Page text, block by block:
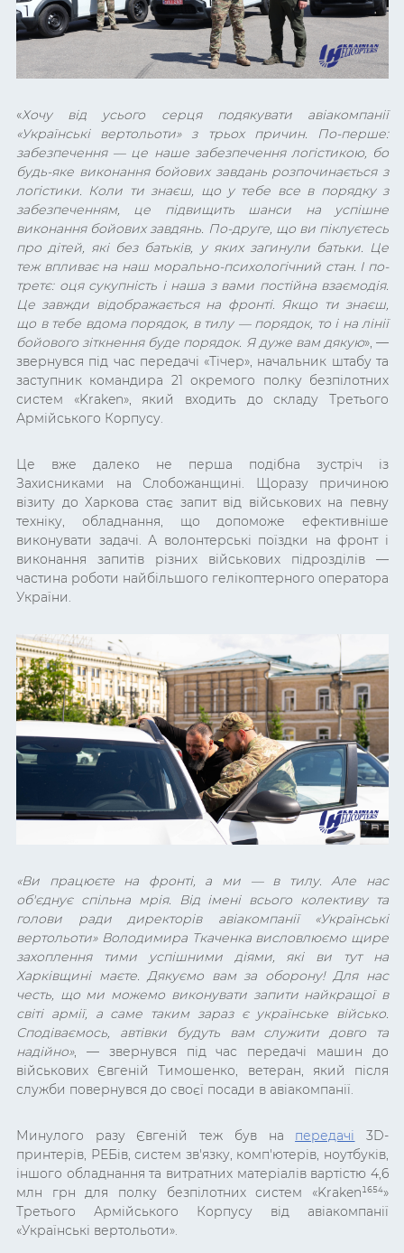
«Хочу від усього серця подякувати авіакомпанії
«Українські вертольоти» з трьох причин. По-перше:
забезпечення — це наше забезпечення логістикою, бо
будь-яке виконання бойових завдань розпочинається з
логістики. Коли ти знаєш, що у тебе все в порядку з
забезпеченням, це підвищить шанси на успішне
виконання бойових завдянь. По-друге, що ви піклуєтесь
про дітей, які без батьків, у яких загинули батьки. Це
теж впливає на наш морально-психологічний стан. І по-
третє: оця сукупність і наша з вами постійна взаємодія.
Це завжди відображається на фронті. Якщо ти знаєш,
що в тебе вдома порядок, в тилу — порядок, то і на лінії
бойового зіткнення буде порядок. Я дуже вам дякую», —
звернувся під час передачі «Тічер», начальник штабу та
заступник командира 21 окремого полку безпілотних
систем «Kraken», який входить до складу Третього
Армійського Корпусу.
Це вже далеко не перша подібна зустріч із
Захисниками на Слобожанщині. Щоразу причиною
візиту до Харкова стає запит від військових на певну
техніку, обладнання, що допоможе ефективніше
виконувати задачі. А волонтерські поїздки на фронт і
виконання запитів різних військових підрозділів —
частина роботи найбільшого гелікоптерного оператора
України.
«Ви працюєте на фронті, а ми — в тилу. Але нас
об'єднує спільна мрія. Від імені всього колективу та
голови ради директорів авіакомпанії «Українські
вертольоти» Володимира Ткаченка висловлюємо щире
захоплення тими успішними діями, які ви тут на
Харківщині маєте. Дякуємо вам за оборону! Для нас
честь, що ми можемо виконувати запити найкращої в
світі армії, а саме таким зараз є українське військо.
Сподіваємось, автівки будуть вам служити довго та
надійно», — звернувся під час передачі машин до
військових Євгеній Тимошенко, ветеран, який після
служби повернувся до своєї посади в авіакомпанії.
Минулого разу Євгеній теж був на передачі 3D-
принтерів, РЕБів, систем зв'язку, комп'ютерів, ноутбуків,
іншого обладнання та витратних матеріалів вартістю 4,6
млн грн для полку безпілотних систем «Kraken¹⁶⁵⁴»
Третього Армійського Корпусу від авіакомпанії
«Українські вертольоти».